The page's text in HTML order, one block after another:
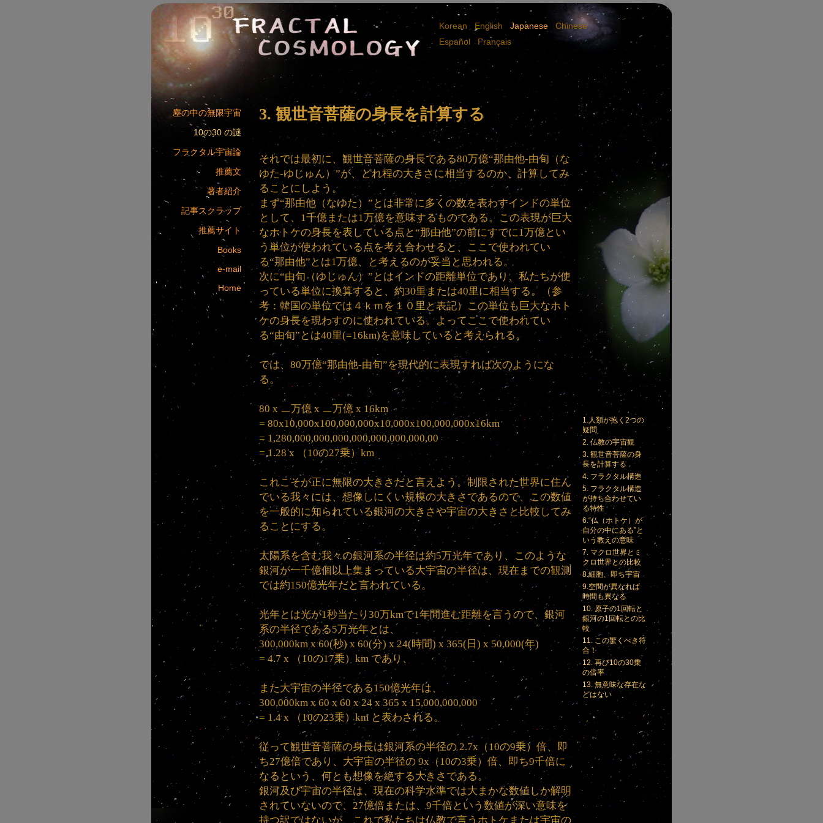
Korean English Japanese
Chinese
Español l Français
塵の中の無限宇宙
10の30 の謎
フラクタル宇宙論
推薦文
著者紹介
記事スクラップ
推薦サイト
Books
e-mail
Home
3. 観世音菩薩の身長を計算する
それでは最初に、観世音菩薩の身長である80万億“那由他-由旬（な
ゆた‐ゆじゅん）”が、どれ程の大きさに相当するのか、計算してみ
ることにしよう。
まず“那由他（なゆた）”とは非常に多くの数を表わすインドの単位
として、1千億または1万億を意味するものである。この表現が巨大
なホトケの身長を表している点と“那由他”の前にすでに1万億とい
う単位が使われている点を考え合わせると、ここで使われてい
る“那由他”とは1万億、と考えるのが妥当と思われる。
次に“由旬（ゆじゅん）”とはインドの距離単位であり、私たちが使
っている単位に換算すると、約30里または40里に相当する。（参
考：韓国の単位では４ｋｍを１０里と表記）この単位も巨大なホト
ケの身長を現わすのに使われている。よってここで使われてい
る“由旬”とは40里(=16km)を意味していると考えられる。
では、80万億“那由他-由旬”を現代的に表現すれば次のようにな
る。
80 x ㅡ万億 x ㅡ万億 x 16km
= 80x10,000x100,000,000x10,000x100,000,000x16km
= 1,280,000,000,000,000,000,000,000,00
= 1.28 x （10の27乗）km
これこそが正に無限の大きさだと言えよう。制限された世界に住ん
でいる我々には、想像しにくい規模の大きさであるので、この数値
を一般的に知られている銀河の大きさや宇宙の大きさと比較してみ
ることにする。
太陽系を含む我々の銀河系の半径は約5万光年であり、このような
銀河が一千億個以上集まっている大宇宙の半径は、現在までの観測
では約150億光年だと言われている。
光年とは光が1秒当たり30万kmで1年間進む距離を言うので、銀河
系の半径である5万光年とは、
300,000km x 60(秒) x 60(分) x 24(時間) x 365(日) x 50,000(年)
= 4.7 x （10の17乗）km であり、
また大宇宙の半径である150億光年は、
300,000km x 60 x 60 x 24 x 365 x 15,000,000,000
= 1.4 x （10の23乗）km と表わされる。
従って観世音菩薩の身長は銀河系の半径の 2.7x（10の9乗）倍、即
ち27億倍であり、大宇宙の半径の 9x（10の3乗）倍、即ち9千倍に
なるという、何とも想像を絶する大きさである。
銀河及び宇宙の半径は、現在の科学水準では大まかな数値しか解明
されていないので、27億倍または、9千倍という数値が深い意味を
持つ訳ではないが、これで私たちは仏教で言うホトケまたは宇宙の
1.人類が抱く2つの
疑問
2. 仏教の宇宙観
3. 観世音菩薩の身
長を計算する
4. フラクタル構造
5. フラクタル構造
が持ち合わせてい
る特性
6.“仏（ホトケ）が
自分の中にある”と
いう教えの意味
7. マクロ世界とミ
クロ世界との比較
8.細胞、即ち宇宙
9.空間が異なれば
時間も異なる
10. 原子の1回転と
銀河の1回転との比
較
11. この驚くべき符
合！
12. 再び10の30乗
の倍率
13. 無意味な存在な
どはない